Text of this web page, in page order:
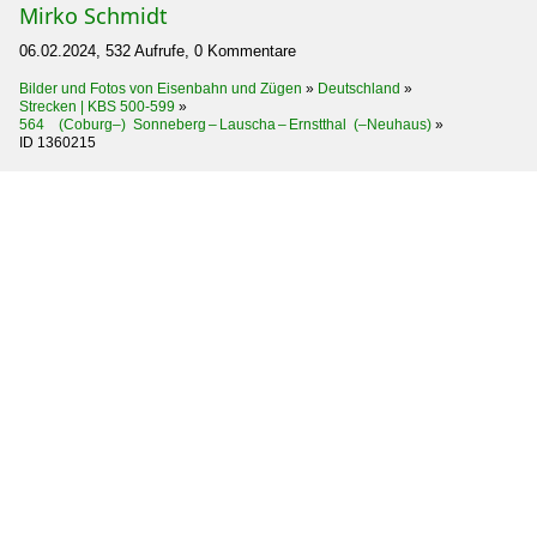
Mirko Schmidt
06.02.2024, 532 Aufrufe, 0 Kommentare
Bilder und Fotos von Eisenbahn und Zügen » Deutschland »
Strecken | KBS 500-599 »
564 (Coburg–) Sonneberg – Lauscha – Ernstthal (–Neuhaus) »
ID 1360215